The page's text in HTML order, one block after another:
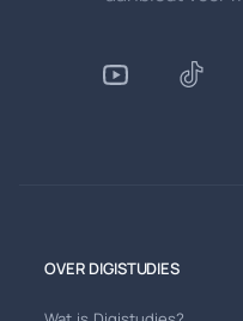
OVER DIGISTUDIES